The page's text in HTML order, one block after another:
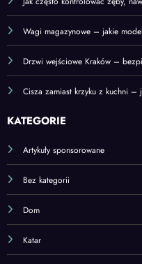
Wagi magazynowe – jakie
Drzwi wejściowe Kraków –
Cisza zamiast krzyku z kuchni –
Bez kategorii
Dom
Katar
Majsterkowanie